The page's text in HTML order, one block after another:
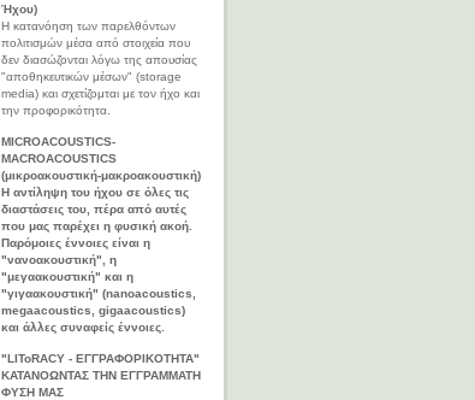
Ήχου)
Η κατανόηση των παρελθόντων
πολιτισμών μέσα από στοιχεία που
δεν διασώζονται λόγω της απουσίας
"αποθηκευτικών μέσων" (storage
media) και σχετίζομται με τον ήχο και
την προφορικότητα.
MICROACOUSTICS-
MACROACOUSTICS
(μικροακουστική-μακροακουστική)
Η αντίληψη του ήχου σε όλες τις
διαστάσεις του, πέρα από αυτές
που μας παρέχει η φυσική ακοή.
Παρόμοιες έννοιες είναι η
"νανοακουστική", η
"μεγαακουστική" και η
"γιγαακουστική" (nanoacoustics,
megaacoustics, gigaacoustics)
και άλλες συναφείς έννοιες.
"LIToRACY - ΕΓΓΡΑΦΟΡΙΚΟΤΗΤΑ"
ΚΑΤΑΝΟΩΝΤΑΣ ΤΗΝ ΕΓΓΡΑΜΜΑΤΗ
ΦΥΣΗ ΜΑΣ